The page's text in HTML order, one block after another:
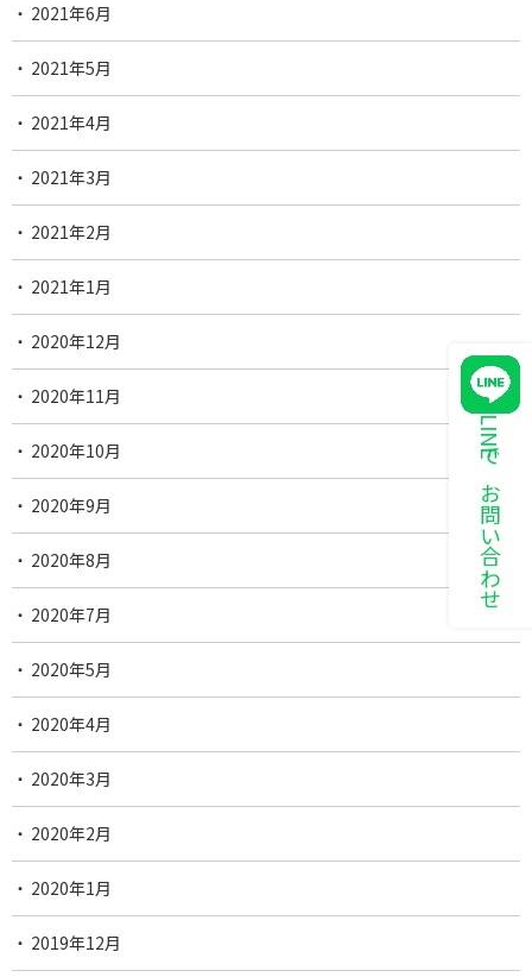
LINEでお問い合わせ
2021年6月
2021年5月
2021年4月
2021年3月
2021年2月
2021年1月
2020年12月
2020年11月
2020年10月
2020年9月
2020年8月
2020年7月
2020年5月
2020年4月
2020年3月
2020年2月
2020年1月
2019年12月